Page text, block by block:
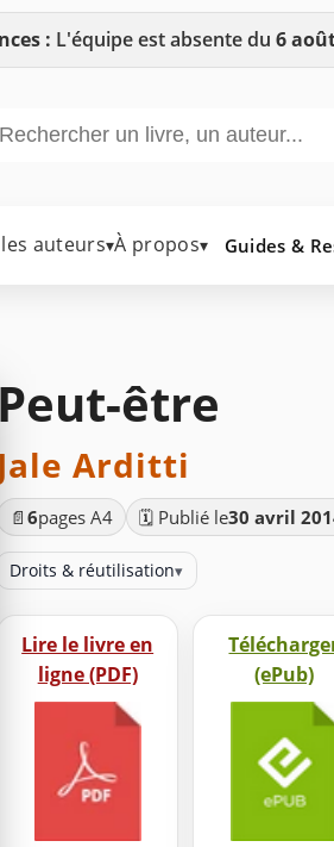
: L'équipe est absente du 6
auteurs▾À propos▾ Guides &
Peut-être
Jale Arditti
📄 6pages A4 🗓️ Publié le30 avril
Droits & réutilisation▾
Lire le livre en
ligne (PDF)
(ePub)